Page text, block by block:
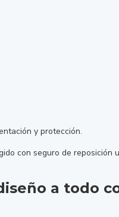
y protección.
con seguro de reposición
a todo